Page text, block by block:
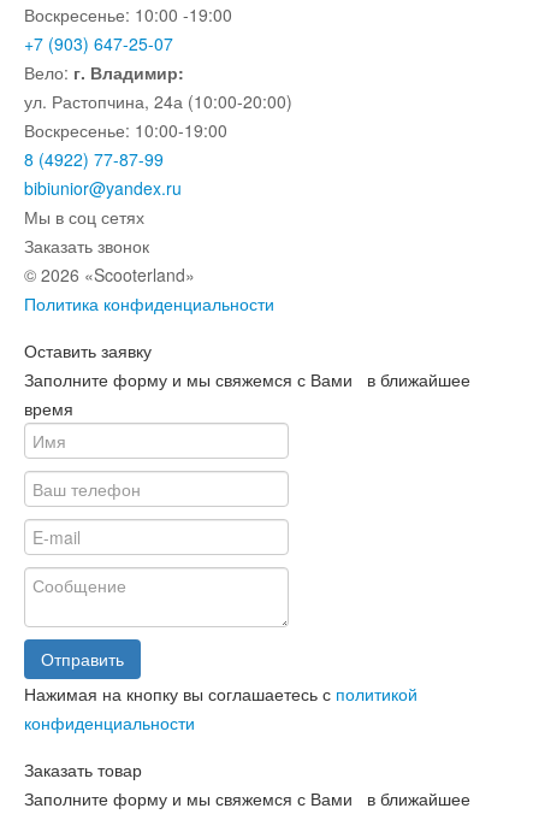
Воскресенье: 10:00 -19:00
+7 (903) 647-25-07
Вело: г. Владимир:
ул. Растопчина, 24а (10:00-20:00)
Воскресенье: 10:00-19:00
8 (4922) 77-87-99
bibiunior@yandex.ru
Мы в соц сетях
Заказать звонок
© 2026 «Scooterland»
Политика конфиденциальности
Оставить заявку
Заполните форму и мы свяжемся с Вами в ближайшее
время
Отправить
Нажимая на кнопку вы соглашаетесь с политикой
конфиденциальности
Заказать товар
Заполните форму и мы свяжемся с Вами в ближайшее